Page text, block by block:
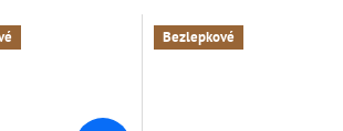
Bezlepkové